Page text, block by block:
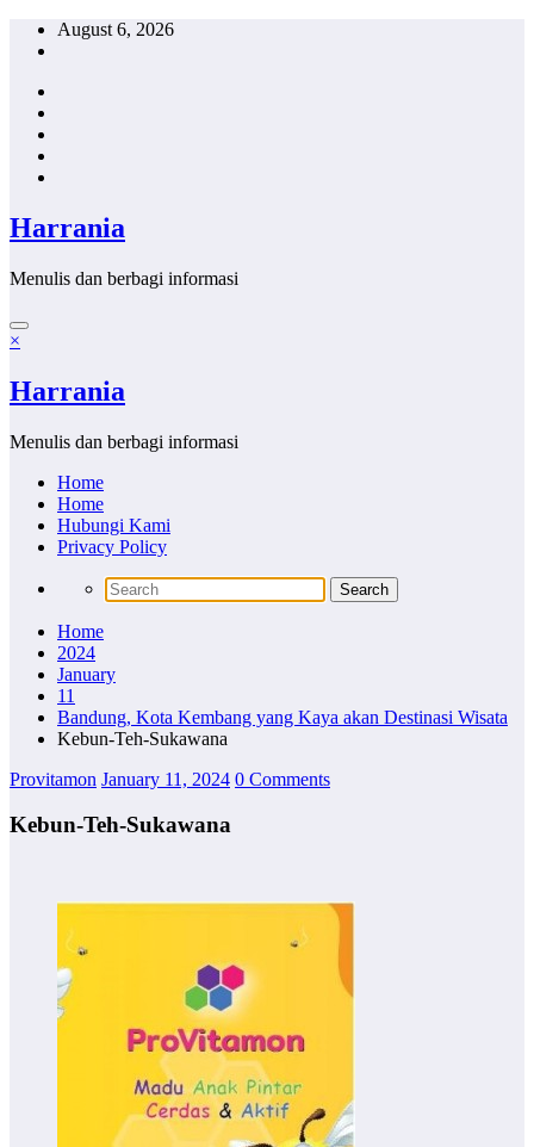
Skip
August 6, 2026
Harrania
Menulis dan berbagi informasi
×
Harrania
Menulis dan berbagi informasi
Home
Home
Hubungi Kami
Privacy Policy
Home
2024
January
11
Bandung, Kota Kembang yang Kaya akan Destinasi Wisata
Kebun-Teh-Sukawana
Provitamon January 11, 2024 0 Comments
Kebun-Teh-Sukawana